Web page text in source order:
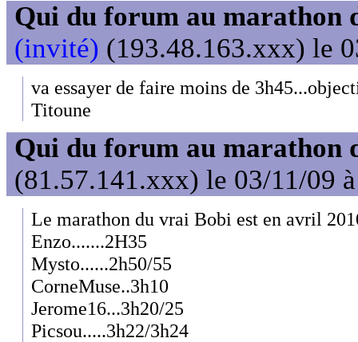
Qui du forum au marathon
(invité) (193.48.163.xxx) le
va essayer de faire moins de
Titoune
Qui du forum au marathon
(81.57.141.xxx) le 03/11/09
Le marathon du vrai Bobi est en avril
Enzo.......2H35
Mysto......2h50/55
CorneMuse..3h10
Jerome16...3h20/25
Picsou.....3h22/3h24